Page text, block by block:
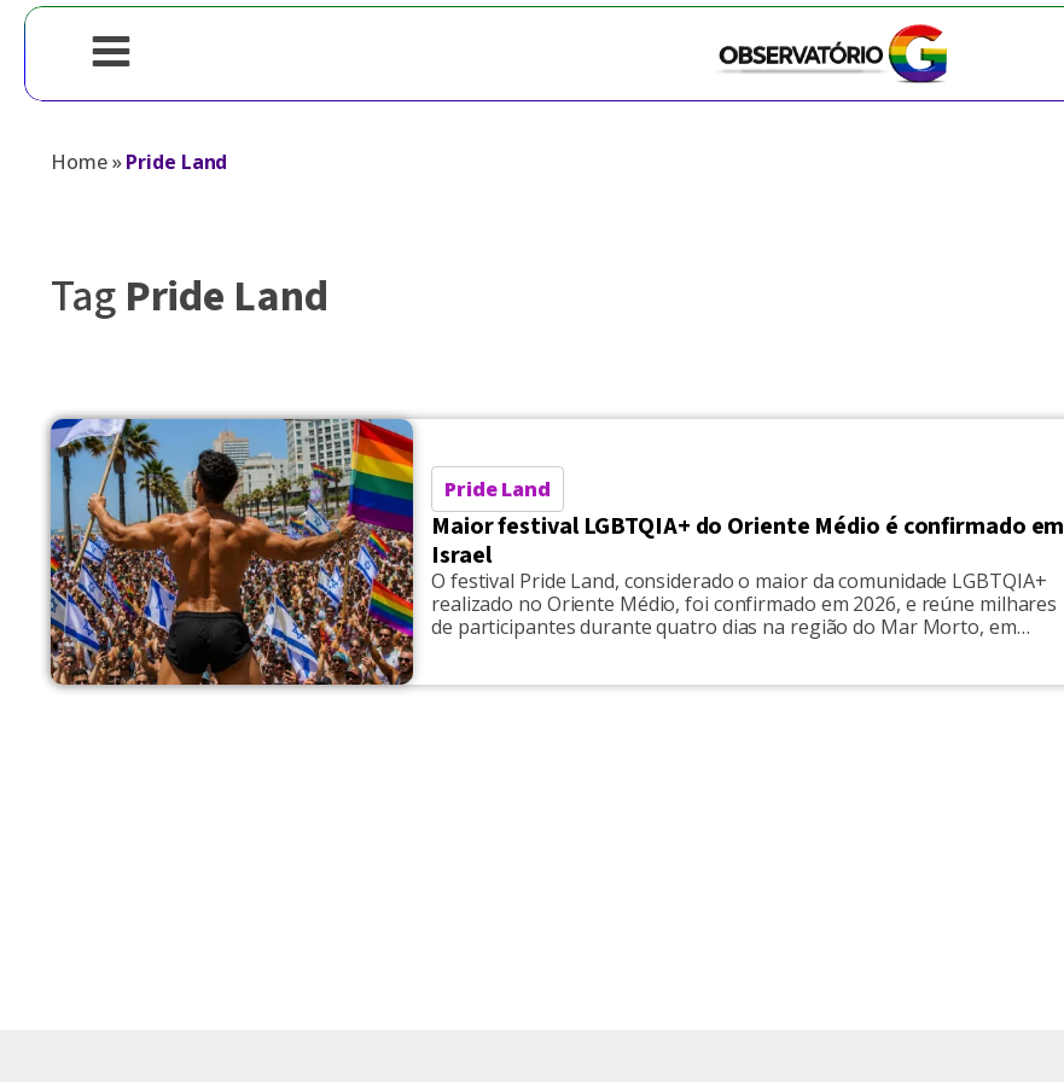
Home»Pride Land
TagPride Land
Pride Land
Maior festival LGBTQIA+ do Oriente Médio é confirmado em
Israel
O festival Pride Land, considerado o maior da comunidade LGBTQIA+
realizado no Oriente Médio, foi confirmado em 2026, e reúne milhares
de participantes durante quatro dias na região do Mar Morto, em